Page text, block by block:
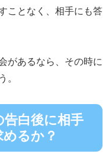
ことなく、相手にも答
があるなら、その時に
。
白後に相手
るか？